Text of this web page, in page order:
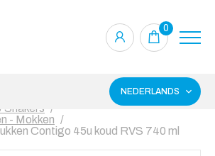
0
NEDERLANDS
Shakers
- Mokken
Contigo 45u koud RVS 740 ml